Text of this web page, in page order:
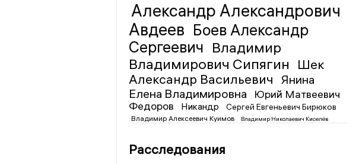
Александр Александрович
Авдеев Боев Александр
Сергеевич Владимир
Владимирович Сипягин Шек
Александр Васильевич
Янина
Елена Владимировна
Юрий Матвеевич
Федоров
Никандр Сергей Евгеньевич Бирюков
Владимир Алексеевич Куимов Владимир Николаевич Киселёв
Расследования